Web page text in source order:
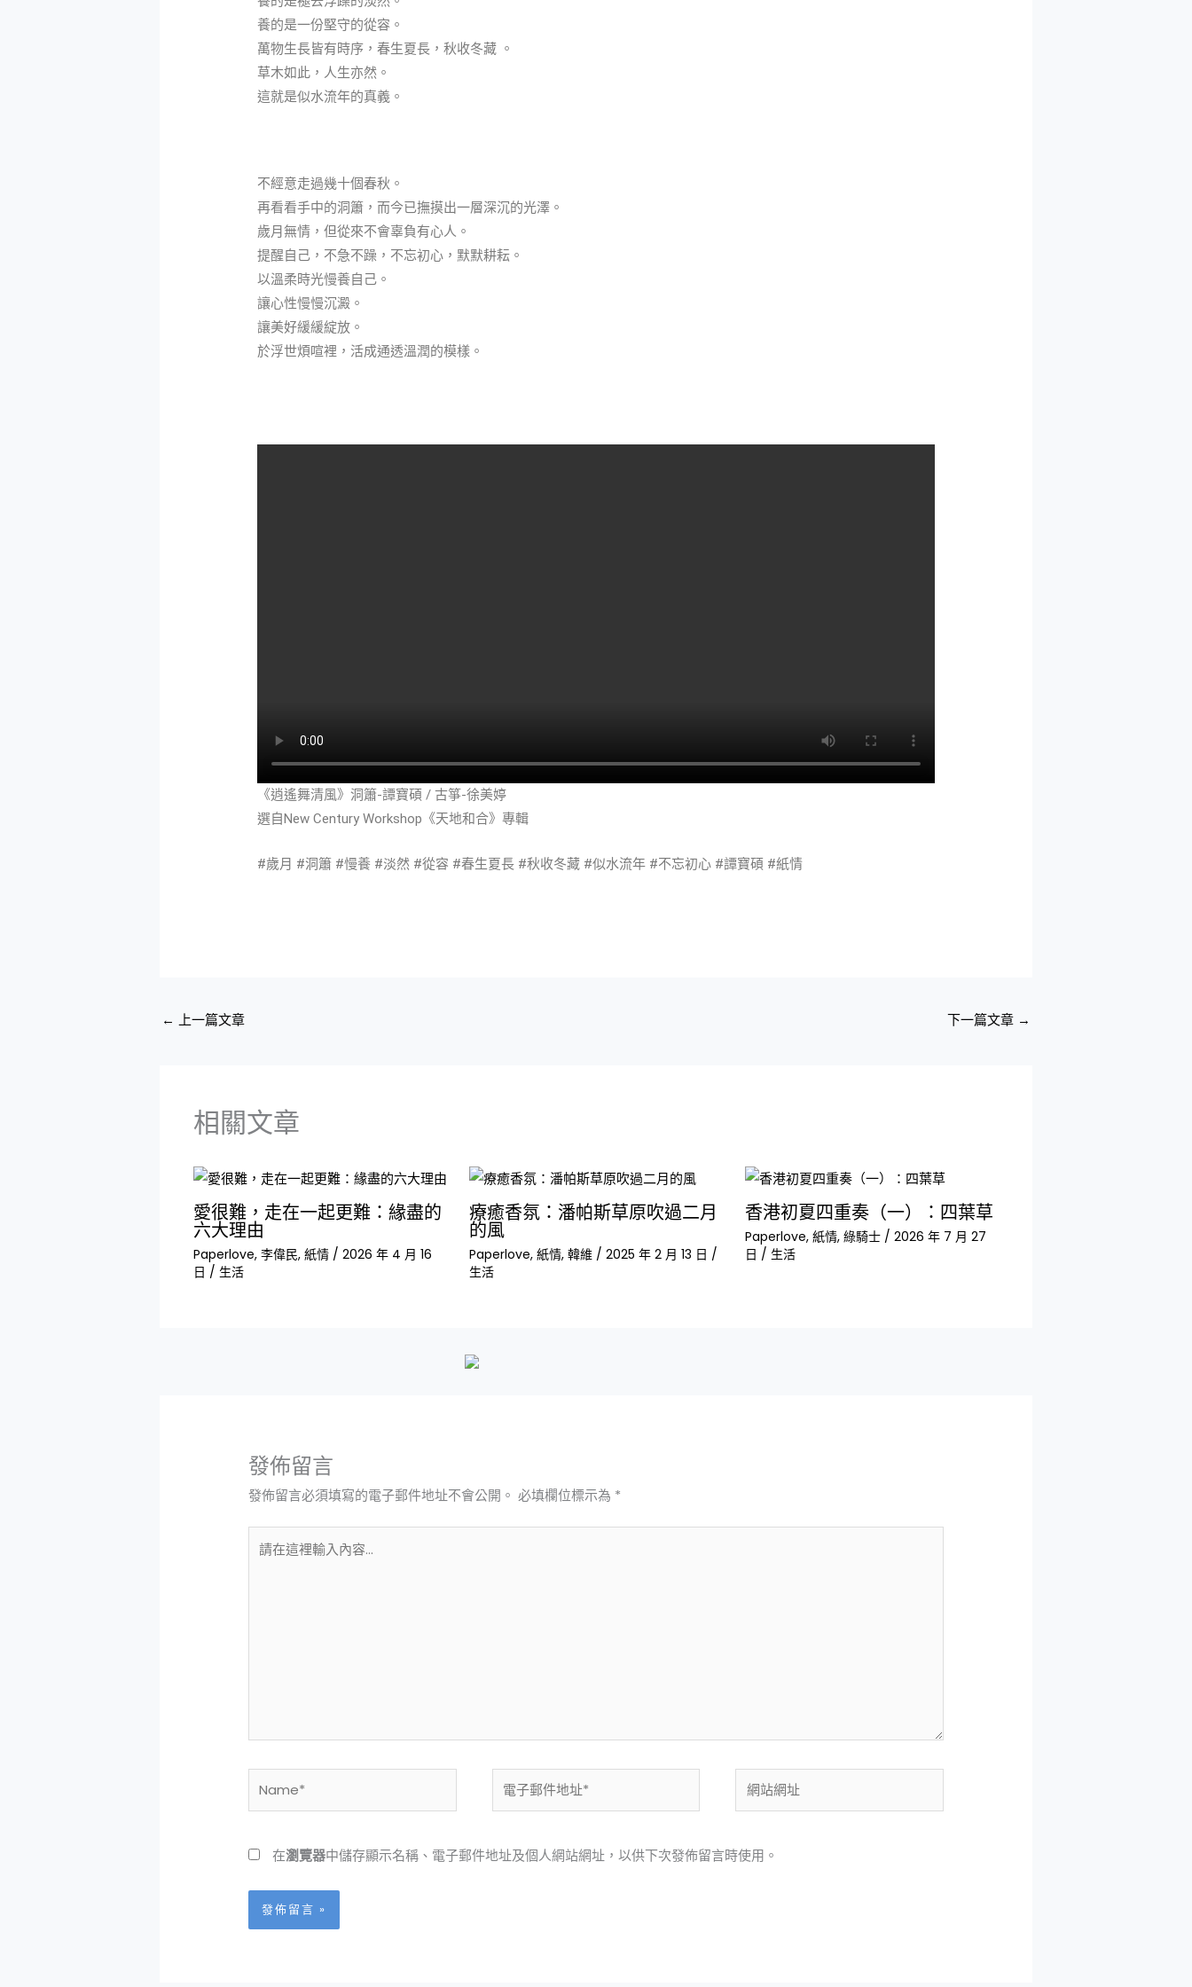
養的是一份堅守的從容。
萬物生長皆有時序，春生夏長，秋收冬藏 。
草木如此，人生亦然。
這就是似水流年的真義。
不經意走過幾十個春秋。
再看看手中的洞簫，而今已撫摸出一層深沉的光澤。
歲月無情，但從來不會辜負有心人。
提醒自己，不急不躁，不忘初心，默默耕耘。
以溫柔時光慢養自己。
讓心性慢慢沉澱。
讓美好緩緩綻放。
於浮世煩喧裡，活成通透溫潤的模樣。
《逍遙舞清風》洞簫-譚寶碩 / 古箏-徐美婷
選自New Century Workshop《天地和合》專輯
#歲月 #洞簫 #慢養 #淡然 #從容 #春生夏長 #秋收冬藏 #似水流年 #不忘初心 #譚寶碩 #紙情
← 上一篇文章 下一篇文章 →
相關文章
愛很難，走在一起更難：緣盡的
六大理由
Paperlove, 李偉民, 紙情/ 2026 年 4 月 16
日 / 生活
療癒香氛：潘帕斯草原吹過二月
的風
Paperlove, 紙情, 韓維/ 2025 年 2 月 13 日 /
生活
香港初夏四重奏（一）：四葉草
Paperlove,紙情,綠騎士 /2026 年 7 月 27
日 /生活
發佈留言
發佈留言必須填寫的電子郵件地址不會公開。 必填欄位標示為 *
在
件
址
在瀏覽器中儲存顯示名稱、電子郵件地址及個人網站網址，以供下次發佈留言時使用。